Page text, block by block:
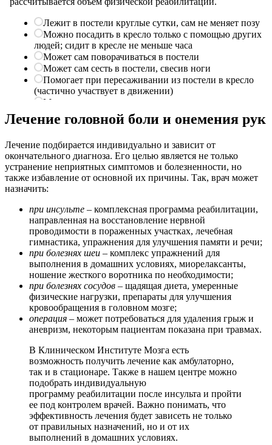
Лечение головной боли и онемения рук
Лечение подбирается индивидуально и зависит от
окончательного диагноза. Его целью является не только
устранение неприятных симптомов и болезненности, но
также избавление от основной их причины. Так, врач может
назначить:
при инсульте – комплексная программа реабилитации,
направленная на восстановление нервной
проводимости в пораженных участках, лечебная
гимнастика, упражнения для улучшения памяти и речи;
при болезнях шеи – комплекс упражнений для
выполнения в домашних условиях, миорелаксанты,
ношение жесткого воротника по необходимости;
при болезнях сосудов – щадящая диета, умеренные
физические нагрузки, препараты для улучшения
кровообращения в головном мозге;
операция – может потребоваться для удаления грыж и
аневризм, некоторым пациентам показана при травмах.
В Клиническом Институте Мозга есть
возможность получить лечение как амбулаторно,
так и в стационаре. Также в нашем центре можно
подобрать индивидуальную
программу реабилитации после инсульта и пройти
ее под контролем врачей. Важно понимать, что
эффективность лечения будет зависеть не только
от правильных назначений, но и от их
выполнений в домашних условиях.